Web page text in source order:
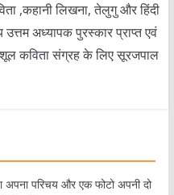
,कहानी लिखना, तेलुगु और हिंदी
उत्तम अध्यापक पुरस्कार प्राप्त एवं
कविता संग्रह के लिए सूरजपाल
परिचय और एक फोटो अपनी दो